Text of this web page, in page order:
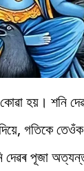
হয়। শনি
গতিকে তেওঁক
দেৱৰ পূজা